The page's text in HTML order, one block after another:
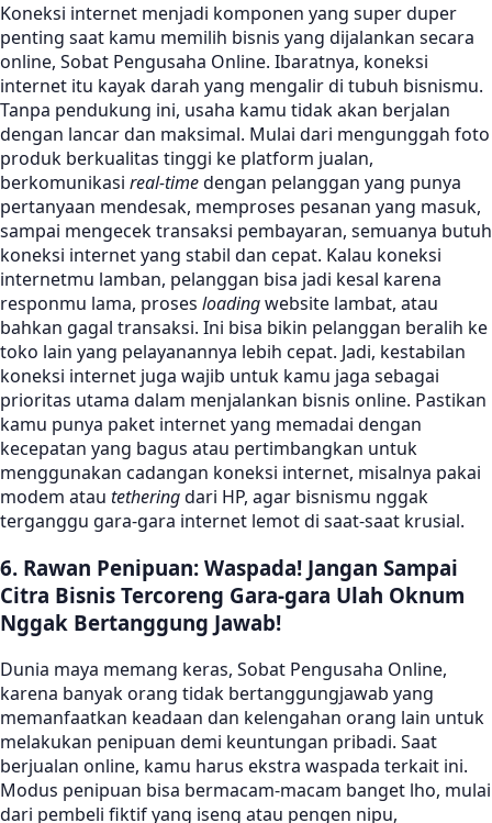
Koneksi internet menjadi komponen yang super duper
penting saat kamu memilih bisnis yang dijalankan secara
online, Sobat Pengusaha Online. Ibaratnya, koneksi
internet itu kayak darah yang mengalir di tubuh bisnismu.
Tanpa pendukung ini, usaha kamu tidak akan berjalan
dengan lancar dan maksimal. Mulai dari mengunggah foto
produk berkualitas tinggi ke platform jualan,
berkomunikasi real-timedengan pelanggan yang punya
pertanyaan mendesak, memproses pesanan yang masuk,
sampai mengecek transaksi pembayaran, semuanya butuh
koneksi internet yang stabil dan cepat. Kalau koneksi
internetmu lamban, pelanggan bisa jadi kesal karena
responmu lama, proses loadingwebsite lambat, atau
bahkan gagal transaksi. Ini bisa bikin pelanggan beralih ke
toko lain yang pelayanannya lebih cepat. Jadi, kestabilan
koneksi internet juga wajib untuk kamu jaga sebagai
prioritas utama dalam menjalankan bisnis online. Pastikan
kamu punya paket internet yang memadai dengan
kecepatan yang bagus atau pertimbangkan untuk
menggunakan cadangan koneksi internet, misalnya pakai
modem atau tetheringdari HP, agar bisnismu nggak
terganggu gara-gara internet lemot di saat-saat krusial.
6. Rawan Penipuan: Waspada! Jangan Sampai
Citra Bisnis Tercoreng Gara-gara Ulah Oknum
Nggak Bertanggung Jawab!
Dunia maya memang keras, Sobat Pengusaha Online,
karena banyak orang tidak bertanggungjawab yang
memanfaatkan keadaan dan kelengahan orang lain untuk
melakukan penipuan demi keuntungan pribadi. Saat
berjualan online, kamu harus ekstra waspada terkait ini.
Modus penipuan bisa bermacam-macam banget lho, mulai
dari pembeli fiktif yang iseng atau pengen nipu,